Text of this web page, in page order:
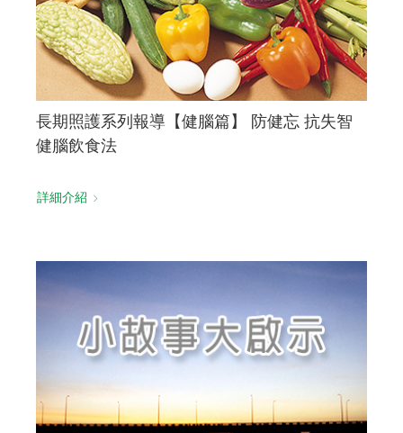
長期照護系列報導【健腦篇】 防健忘 抗失智
健腦飲食法
詳細介紹